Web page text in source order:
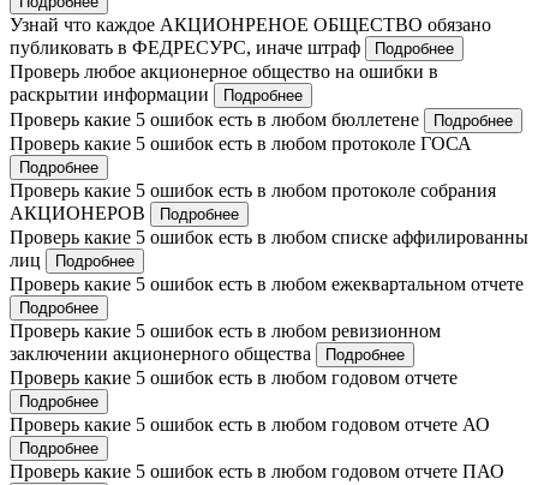
Узнай что каждое АКЦИОНРЕНОЕ ОБЩЕСТВО обязано
публиковать в ФЕДРЕСУРС, иначе штраф
Подробнее
Проверь любое акционерное общество на ошибки в
раскрытии информации
Подробнее
Проверь какие 5 ошибок есть в любом бюллетене Подробнее
Проверь какие 5 ошибок есть в любом протоколе ГОСА
Подробнее
Проверь какие 5 ошибок есть в любом протоколе собрания
АКЦИОНЕРОВ
Подробнее
Проверь какие 5 ошибок есть в любом списке аффилированны
лиц
Подробнее
Проверь какие 5 ошибок есть в любом ежеквартальном отчете
Подробнее
Проверь какие 5 ошибок есть в любом ревизионном
заключении акционерного общества
Подробнее
Проверь какие 5 ошибок есть в любом годовом отчете
Подробнее
Проверь какие 5 ошибок есть в любом годовом отчете АО
Подробнее
Проверь какие 5 ошибок есть в любом годовом отчете ПАО